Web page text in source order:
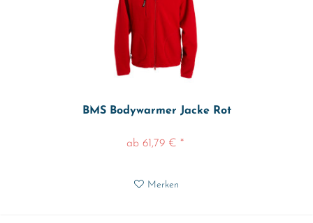
BMS Bodywarmer Jacke Rot
ab 61,79 € *
Merken